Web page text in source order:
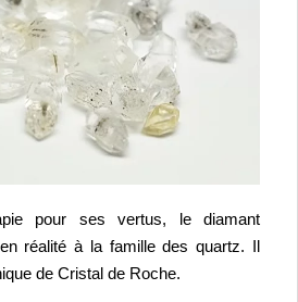
pour ses vertus, le diamant
réalité à la famille des quartz. Il
de Cristal de Roche.